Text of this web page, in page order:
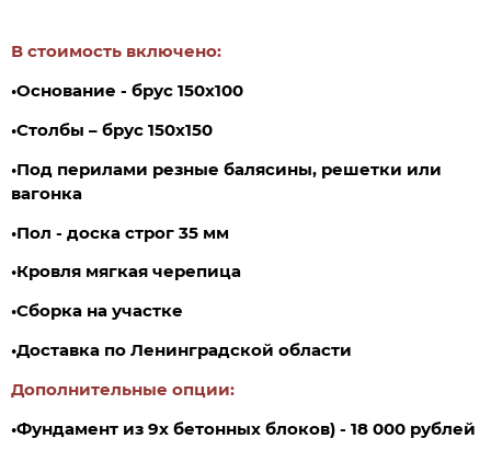
В стоимость включено:
•Основание - брус 150х100
•Столбы – брус 150х150
•Под перилами резные балясины, решетки или
вагонка
•Пол - доска строг 35 мм
•Кровля мягкая черепица
•Сборка на участке
•Доставка по Ленинградской области
Дополнительные опции:
•Фундамент из 9х бетонных блоков) - 18 000 рублей